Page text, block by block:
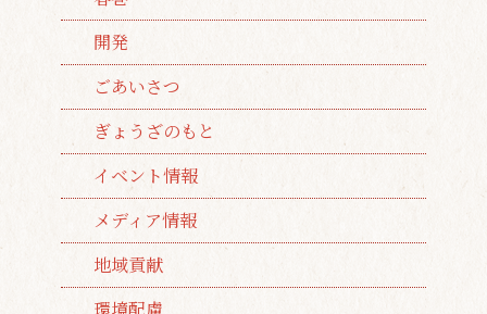
開発
ごあいさつ
ぎょうざのもと
イベント情報
メディア情報
地域貢献